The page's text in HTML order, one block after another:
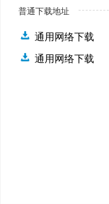
普通下载地址
通用网络下载
通用网络下载